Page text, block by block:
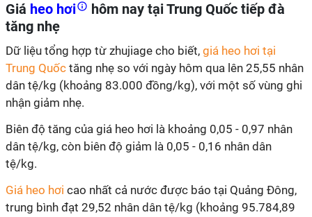
Giá heo hơi
hôm nay tại Trung Quốc tiếp đà
tăng nhẹ
Dữ liệu tổng hợp từ zhujiage cho biết, giá heo hơi tại
Trung Quốc tăng nhẹ so với ngày hôm qua lên 25,55 nhân
dân tệ/kg (khoảng 83.000 đồng/kg), với một số vùng ghi
nhận giảm nhẹ.
Biên độ tăng của giá heo hơi là khoảng 0,05 - 0,97 nhân
dân tệ/kg, còn biên độ giảm là 0,05 - 0,16 nhân dân
tệ/kg.
Giá heo hơi cao nhất cả nước được báo tại Quảng Đông,
trung bình đạt 29,52 nhân dân tệ/kg (khoảng 95.784,89